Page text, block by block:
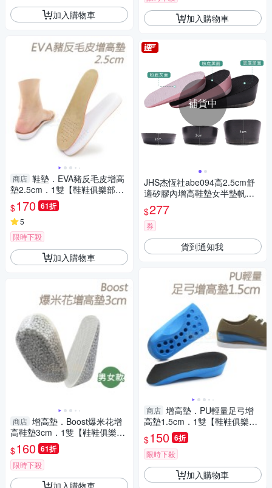
加入購物車
商店 鞋墊．EVA豬反毛皮增高
墊2.5cm．1雙【鞋鞋俱樂部】
【906-B33】
$170 61折
5
限時下殺
加入購物車
商店 增高墊．Boost爆米花增
高鞋墊3cm．1雙【鞋鞋俱樂
部】【906-B56】男款/女款
$160 61折
限時下殺
加入購物車
加入購物車
補貨中
JHS杰恆社abe094高2.5cm舒
適矽膠內增高鞋墊女半墊帆布
鞋隱形男士減震運動
$277
券
貨到通知我
商店 增高墊．PU輕量足弓增
高墊1.5cm．1雙【鞋鞋俱樂
部】【906-B57】
$150 6折
限時下殺
加入購物車